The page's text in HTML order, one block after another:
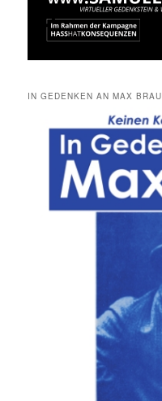
IN GEDENKEN AN MAX